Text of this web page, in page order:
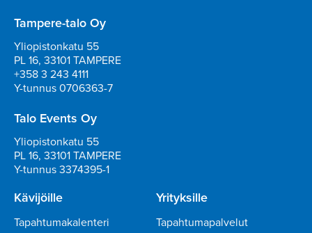
Tampere-talo Oy
Yliopistonkatu 55
PL 16, 33101 TAMPERE
+358 3 243 4111
Y-tunnus 0706363-7
Talo Events Oy
Yliopistonkatu 55
PL 16, 33101 TAMPERE
Y-tunnus 3374395-1
Kävijöille
Tapahtumakalenteri
Yrityksille
Tapahtumapalvelut